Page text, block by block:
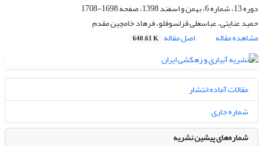
دوره 13، شماره 6، بهمن و اسفند 1398، صفحه
1698-1708
حمید عنایتی، عباسعلی قزلسوفلو، فرهاد خامچین مقدم
مشاهده مقاله
اصل مقاله 640.61 K
مقالات آماده انتشار
شماره جاری
شماره‌های پیشین نشریه